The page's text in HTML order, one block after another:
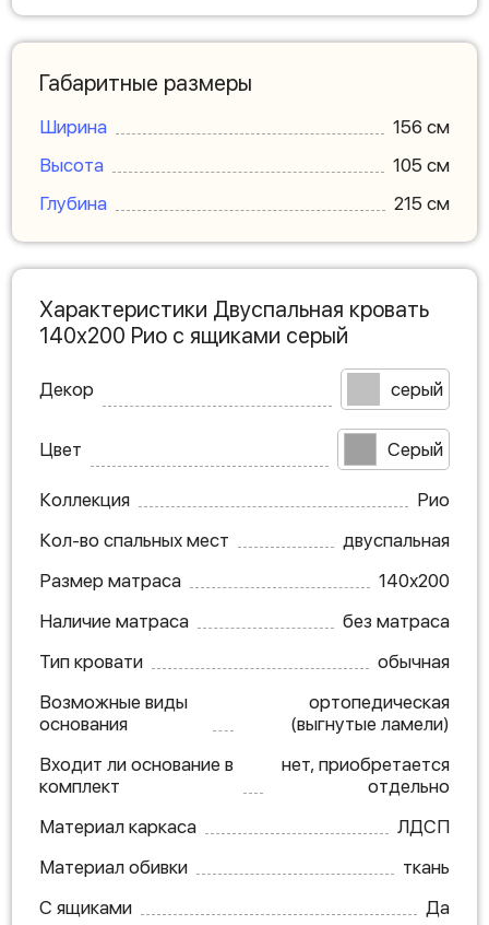
Габаритные размеры
Ширина
156 см
Высота
105 см
Глубина
215 см
Характеристики Двуспальная кровать
140х200 Рио с ящиками серый
Декор серый
Цвет Серый
Коллекция
Рио
Кол-во спальных мест
двуспальная
Размер матраса
140х200
Наличие матраса
без матраса
Тип кровати
обычная
Возможные виды
основания
ортопедическая
(выгнутые ламели)
Входит ли основание в
комплект
нет, приобретается
отдельно
Материал каркаса
ЛДСП
Материал обивки
ткань
С ящиками
Да